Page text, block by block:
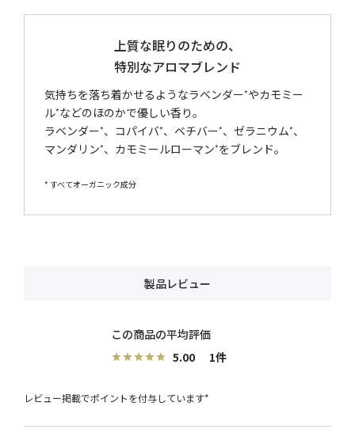
上質な眠りのための、
特別なアロマブレンド
気持ちを落ち着かせるようなラベンダー*やカモミー
ル*などのほのかで優しい香り。
ラベンダー*、コパイバ*、ベチバー*、ゼラニウム*、
マンダリン*、カモミールローマン*をブレンド。
* すべてオーガニック成分
製品レビュー
5.00 1
レビュー掲載でポイントを付与しています*